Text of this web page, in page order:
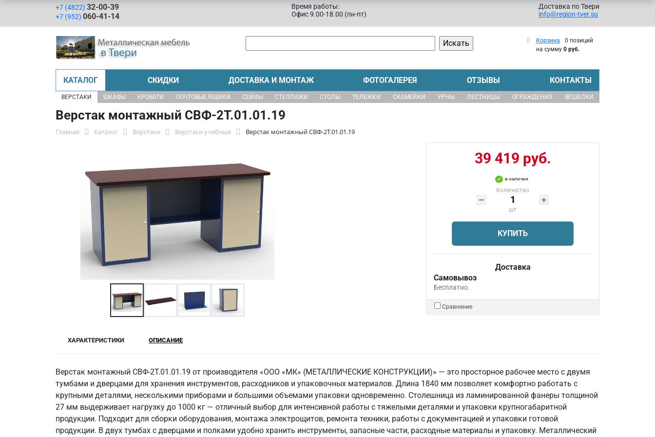
+7 (4822) 32-00-39
+7 (952) 060-41-14
Время работы:
Офис 9.00-18.00 (пн-пт)
Доставка по Твери
info@region-tver.su
Корзина
0 позиций
на сумму 0 руб.
КАТАЛОГ СКИДКИ ДОСТАВКА И МОНТАЖ ФОТОГАЛЕРЕЯ ОТЗЫВЫ КОНТАКТЫ
ВЕРСТАКИ ШКАФЫ КРОВАТИ ПОЧТОВЫЕ ЯЩИКИ СЕЙФЫ СТЕЛЛАЖИ СТОЛЫ ТЕЛЕЖКИ СКАМЕЙКИ УРНЫ ЛЕСТНИЦЫ ОГРАЖДЕНИЯ ВЕШАЛКИ
Верстак монтажный СВФ-2Т.01.01.19
Главная Каталог Верстаки Верстаки учебные Верстак монтажный СВФ-2Т.01.01.19
39 419 руб.
в наличии
Количество
шт
КУПИТЬ
Доставка
Самовывоз
Бесплатно.
Сравнение
ХАРАКТЕРИСТИКИ ОПИСАНИЕ
Верстак монтажный СВФ-2Т.01.01.19 от производителя «ООО «МК» (МЕТАЛЛИЧЕСКИЕ КОНСТРУКЦИИ)» — это просторное рабочее место с двумя
тумбами и дверцами для хранения инструментов, расходников и упаковочных материалов. Длина 1840 мм позволяет комфортно работать с
крупными деталями, несколькими приборами и большими объемами упаковки одновременно. Столешница из ламинированной фанеры толщиной
27 мм выдерживает нагрузку до 1000 кг — отличный выбор для интенсивной работы с тяжелыми деталями и упаковки крупногабаритной
продукции. Подходит для сборки оборудования, монтажа электрощитов, ремонта техники, работы с документацией и упаковки готовой
продукции. В двух тумбах с дверцами и полками удобно хранить инструменты, запасные части, расходные материалы и упаковку. Металлический